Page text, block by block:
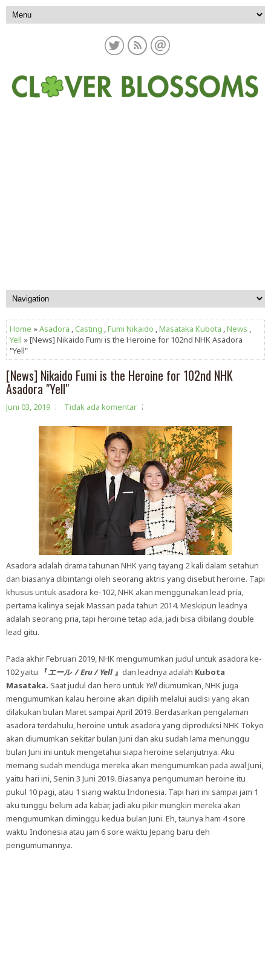
Home »Asadora ,Casting ,Fumi Nikaido ,Masataka Kubota ,News ,
Yell » [News] Nikaido Fumi is the Heroine for 102nd NHK Asadora
"Yell"
[News] Nikaido Fumi is the Heroine for 102nd NHK
Asadora "Yell"
Juni 03, 2019 Tidak ada komentar
Asadora adalah drama tahunan NHK yang tayang 2 kali dalam setahun
dan biasanya dibintangi oleh seorang aktris yang disebut heroine. Tapi
khusus untuk asadora ke-102, NHK akan menggunakan lead pria,
pertama kalinya sejak Massan pada tahun 2014. Meskipun leadnya
adalah seorang pria, tapi heroine tetap ada, jadi bisa dibilang double
lead gitu.
Pada akhir Februari 2019, NHK mengumumkan judul untuk asadora ke-
102 yaitu
『エール/ Eru / Yell』 dan leadnya adalah Kubota
Masataka. Saat judul dan hero untuk Yelldiumumkan, NHK juga
mengumumkan kalau heroine akan dipilih melalui audisi yang akan
dilakukan bulan Maret sampai April 2019. Berdasarkan pengalaman
asadora terdahulu, heroine untuk asadora yang diproduksi NHK Tokyo
akan diumumkan sekitar bulan Juni dan aku sudah lama menunggu
bulan Juni ini untuk mengetahui siapa heroine selanjutnya. Aku
memang sudah menduga mereka akan mengumumkan pada awal Juni,
yaitu hari ini, Senin 3 Juni 2019. Biasanya pengumuman heroine itu
pukul 10 pagi, atau 1 siang waktu Indonesia. Tapi hari ini sampai jam 1
aku tunggu belum ada kabar, jadi aku pikir mungkin mereka akan
mengumumkan diminggu kedua bulan Juni. Eh, taunya ham 4 sore
waktu Indonesia atau jam 6 sore waktu Jepang baru deh
pengumumannya.